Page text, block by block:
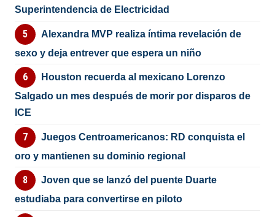
Superintendencia de Electricidad
Alexandra MVP realiza íntima revelación de
sexo y deja entrever que espera un niño
Houston recuerda al mexicano Lorenzo
Salgado un mes después de morir por disparos de
ICE
Juegos Centroamericanos: RD conquista el
oro y mantienen su dominio regional
Joven que se lanzó del puente Duarte
estudiaba para convertirse en piloto